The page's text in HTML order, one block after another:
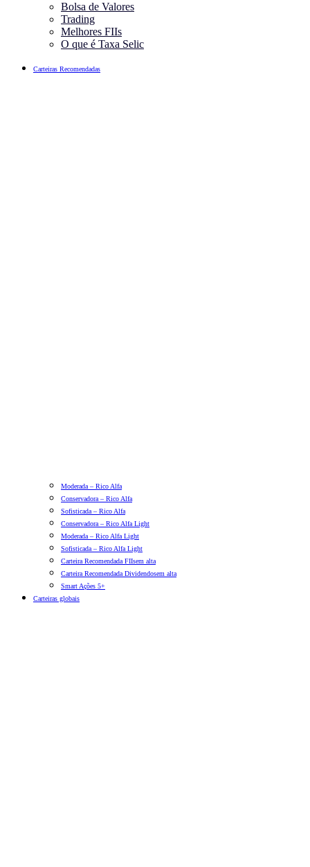
Bolsa de Valores
Trading
Melhores FIIs
O que é Taxa Selic
Carteiras Recomendadas
Moderada – Rico Alfa
Conservadora – Rico Alfa
Sofisticada – Rico Alfa
Conservadora – Rico Alfa Light
Moderada – Rico Alfa Light
Sofisticada – Rico Alfa Light
Carteira Recomendada FIIsem alta
Carteira Recomendada Dividendosem alta
Smart Ações 5+
Carteiras globais